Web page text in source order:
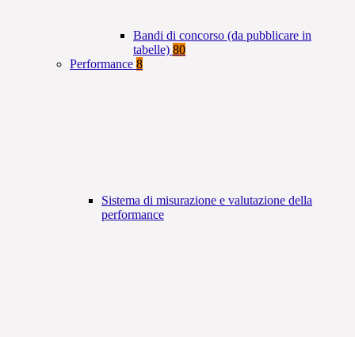
Bandi di concorso (da pubblicare in
tabelle) 80
Performance 8
Sistema di misurazione e valutazione della
performance